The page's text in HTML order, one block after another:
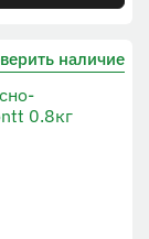
наличие
0.8кг